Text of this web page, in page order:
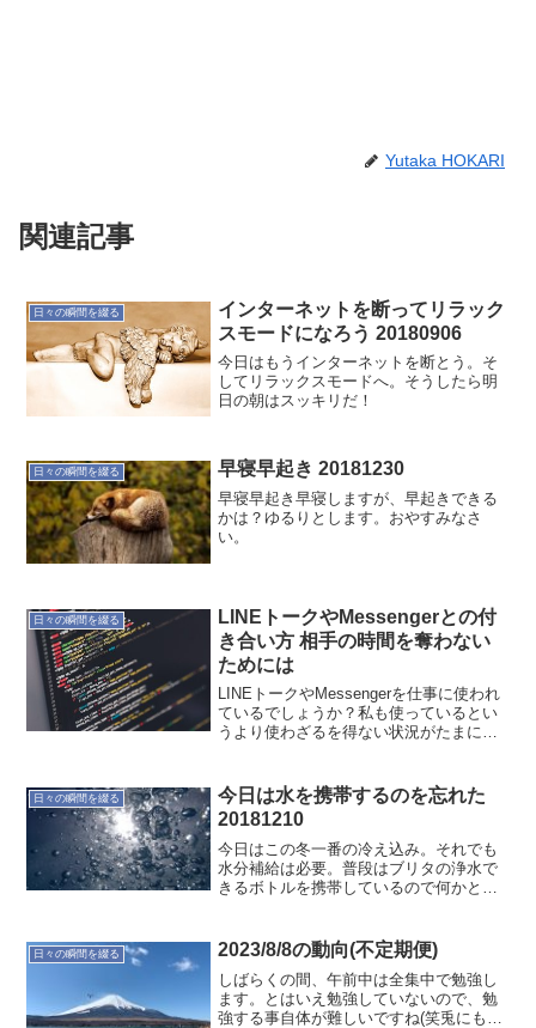
Yutaka HOKARI
関連記事
日々の瞬間を綴る
インターネットを断ってリラック
スモードになろう 20180906
今日はもうインターネットを断とう。そ
してリラックスモードへ。そうしたら明
日の朝はスッキリだ！
日々の瞬間を綴る 早寝早起き 20181230
早寝早起き早寝しますが、早起きできる
かは？ゆるりとします。おやすみなさ
い。
日々の瞬間を綴る
LINEトークやMessengerとの付
き合い方 相手の時間を奪わない
ためには
LINEトークやMessengerを仕事に使われ
ているでしょうか？私も使っているとい
うより使わざるを得ない状況がたまにあ
それは誰もが使えるアプリで個人利用の
延長線で利用...
日々の瞬間を綴る
今日は水を携帯するのを忘れた
20181210
今日はこの冬一番の冷え込み。それでも
水分補給は必要。普段はブリタの浄水で
きるボトルを携帯しているので何かと不
身体は常に水分を欲してますね〜気づか
ないと干からびてしまいま...
日々の瞬間を綴る 2023/8/8の動向(不定期便)
しばらくの間、午前中は全集中で勉強し
ます。とはいえ勉強していないので、勉
強する事自体が難しいですね(笑兎にも角